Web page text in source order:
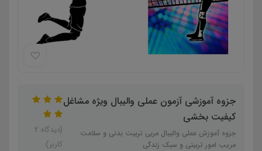
جزوه آموزشی آزمون عملی والیبال ویژه مشاغل
کیفیت بخشی
جزوه آموزش عملی والیبال مربی تربیت بدنی و سلامت
مریب امور تربیتی و سبک زندگی
(دیدگاه 2
کاربر)